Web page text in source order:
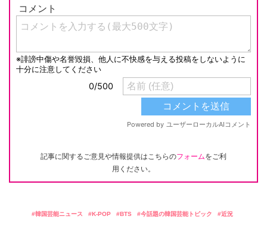
記事に関するご意見や情報提供はこちらのフォームをご利
用ください。
韓国芸能ニュース K-POP BTS 今話題の韓国芸能トピック 近況